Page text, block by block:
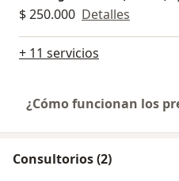
$ 250.000 Detalles
+ 11 servicios
¿Cómo funcionan los
Consultorios (2)